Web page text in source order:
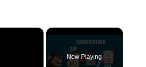
×
Now Playing